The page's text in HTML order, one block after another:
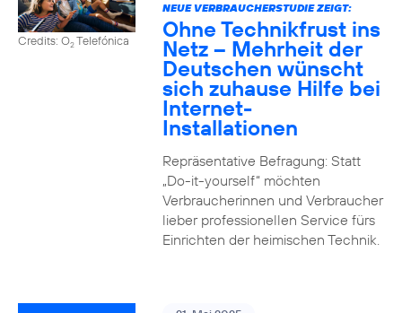
Credits: O2Telefónica
NEUE VERBRAUCHERSTUDIE ZEIGT:
Ohne Technikfrust ins
Netz – Mehrheit der
Deutschen wünscht
sich zuhause Hilfe bei
Internet-
Installationen
Repräsentative Befragung: Statt
„Do-it-yourself“ möchten
Verbraucherinnen und Verbraucher
lieber professionellen Service fürs
Einrichten der heimischen Technik.